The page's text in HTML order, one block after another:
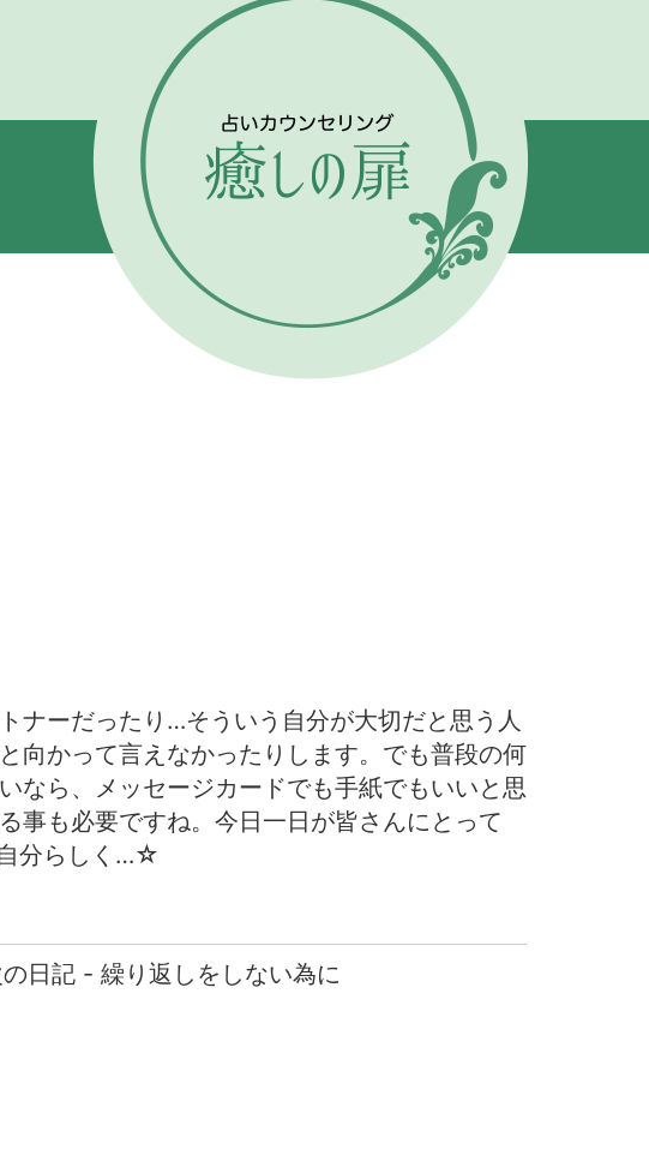
ナーだったり…そういう自分が大切だと思う人
向かって言えなかったりします。でも普段の何
なら、メッセージカードでも手紙でもいいと思
事も必要ですね。今日一日が皆さんにとって
分らしく…☆
日記 - 繰り返しをしない為に